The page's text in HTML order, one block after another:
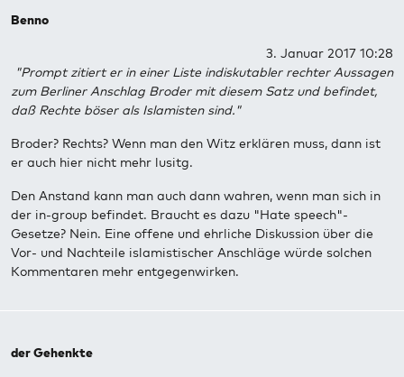
Benno
3. Januar 2017 10:28
"Prompt zitiert er in einer Liste indiskutabler rechter Aussagen
zum Berliner Anschlag Broder mit diesem Satz und befindet,
daß Rechte böser als Islamisten sind."
Broder? Rechts? Wenn man den Witz erklären muss, dann ist
er auch hier nicht mehr lusitg.
Den Anstand kann man auch dann wahren, wenn man sich in
der in-group befindet. Braucht es dazu "Hate speech"-
Gesetze? Nein. Eine offene und ehrliche Diskussion über die
Vor- und Nachteile islamistischer Anschläge würde solchen
Kommentaren mehr entgegenwirken.
der Gehenkte